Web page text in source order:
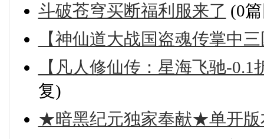
斗破苍穹买断福利服来了 (0
【神仙道大战国盗魂传掌中
【凡人修仙传：星海飞驰-
复)
★暗黑纪元独家奉献★单开